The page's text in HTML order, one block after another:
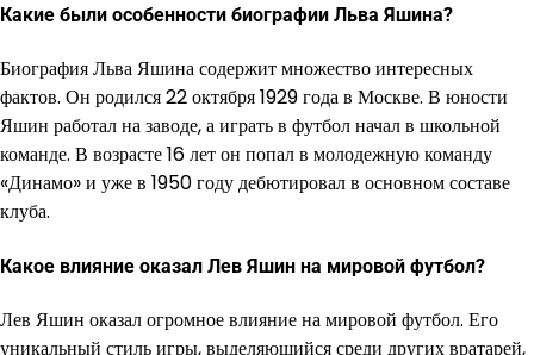
Какие были особенности биографии Льва Яшина?
Биография Льва Яшина содержит множество интересных
фактов. Он родился 22 октября 1929 года в Москве. В юности
Яшин работал на заводе, а играть в футбол начал в школьной
команде. В возрасте 16 лет он попал в молодежную команду
«Динамо» и уже в 1950 году дебютировал в основном составе
клуба.
Какое влияние оказал Лев Яшин на мировой футбол?
Лев Яшин оказал огромное влияние на мировой футбол. Его
уникальный стиль игры, выделяющийся среди других вратарей,